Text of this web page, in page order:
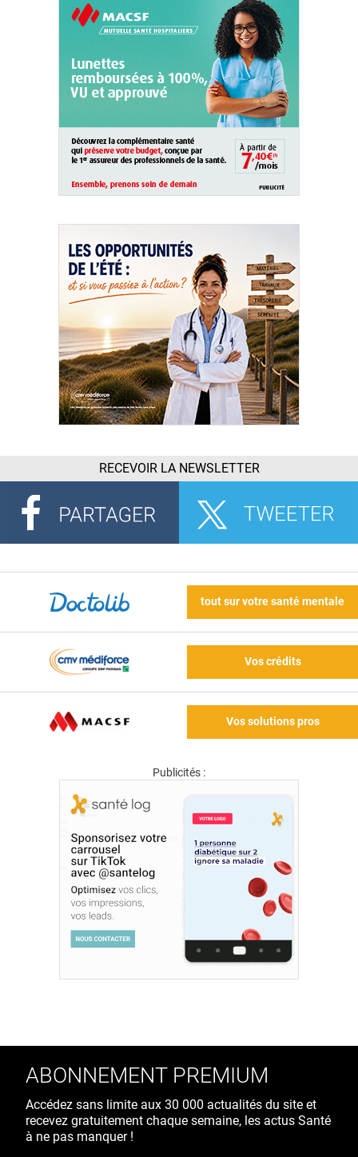
RECEVOIR LA NEWSLETTER
tout sur votre santé mentale
Vos crédits
Vos solutions pros
Publicités :
ABONNEMENT PREMIUM
Accédez sans limite aux 30 000 actualités du site et
recevez gratuitement chaque semaine, les actus Santé
à ne pas manquer !